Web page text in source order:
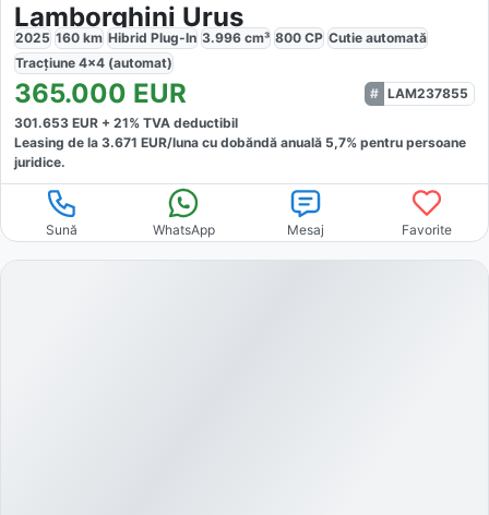
Lamborghini Urus
2025 160 km Hibrid Plug-In 3.996 cm³ 800 CP Cutie automată
Tracțiune 4x4 (automat)
365.000 EUR
LAM237855
301.653 EUR + 21% TVA deductibil
Leasing de la 3.671 EUR/luna cu dobăndă anuală 5,7% pentru persoane
juridice.
Sună WhatsApp Mesaj Favorite